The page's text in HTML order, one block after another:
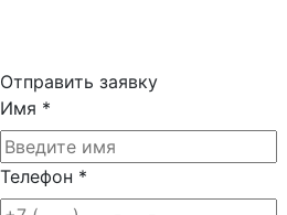
Отправить заявку
Имя *
Телефон *